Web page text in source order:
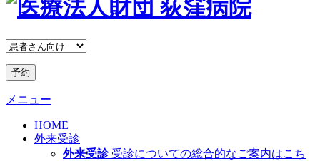
予約
メニュー
HOME
外来受診
外来受診 受診についての総合的なご案内はこち